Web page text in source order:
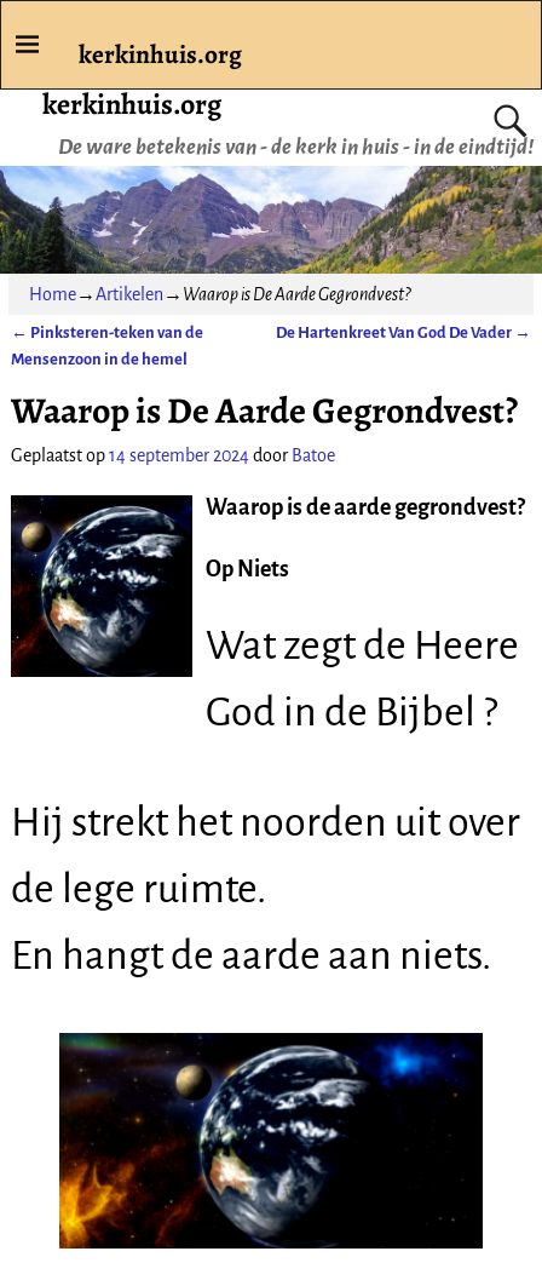
kerkinhuis.org
De ware betekenis van - de kerk in huis - in de eindtijd!
kerkinhuis.org
Home→Artikelen → Waarop is De Aarde Gegrondvest?
Bericht navigatie
← Pinksteren-teken van de
Mensenzoon in de hemel
De Hartenkreet Van God De Vader →
Waarop is De Aarde Gegrondvest?
Geplaatst op14 september 2024door Batoe
Waarop is de aarde gegrondvest?
Op Niets
Wat zegt de Heere
God in de Bijbel ?
Hij strekt het noorden uit over
de lege ruimte.
En hangt de aarde aan niets.